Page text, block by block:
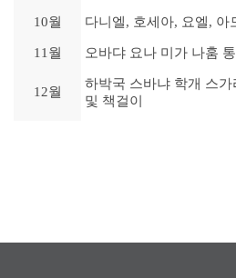
10월 다니엘, 호세아, 요엘, 아
11월 오바댜 요나 미가 나훔
12월
하박국 스바냐 학개 스
및 책걸이